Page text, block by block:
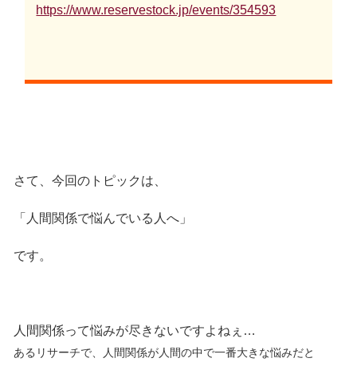
https://www.reservestock.jp/events/354593
さて、今回のトピックは、
「人間関係で悩んでいる人へ」
です。
人間関係って悩みが尽きないですよねぇ…
あるリサーチで、人間関係が人間の中で一番大きな悩みだと